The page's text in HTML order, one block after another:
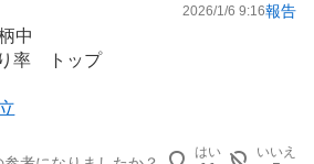
2026/1/6 9:16報告
中
率 トップ
はい いいえ